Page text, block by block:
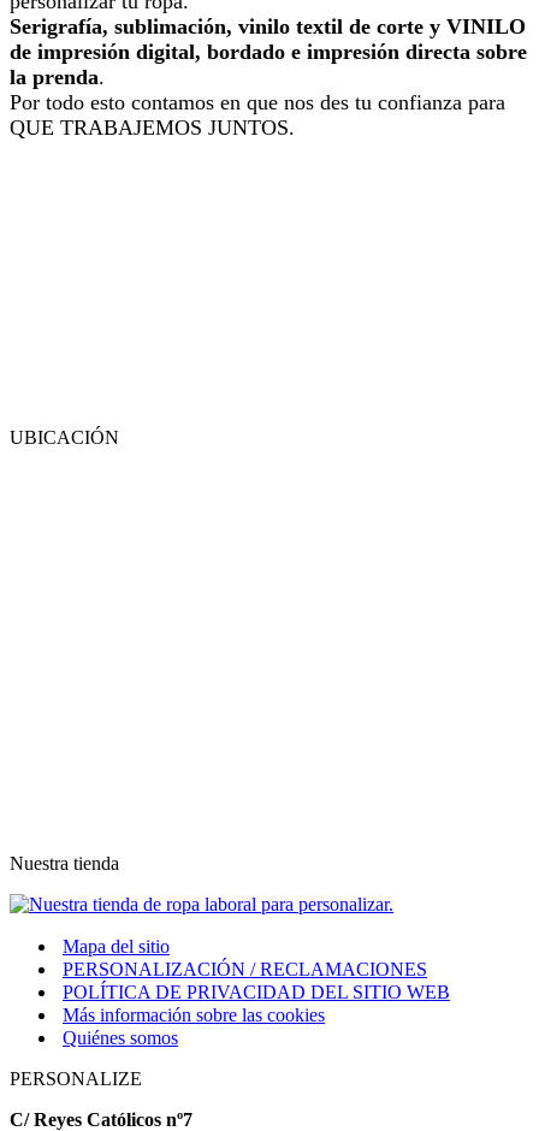
Serigrafía, sublimación, vinilo textil de corte y VINILO
de impresión digital, bordado e impresión directa sobre
la prenda.
Por todo esto contamos en que nos des tu confianza para
QUE TRABAJEMOS JUNTOS.
UBICACIÓN
Nuestra tienda
Mapa del sitio
PERSONALIZACIÓN / RECLAMACIONES
POLÍTICA DE PRIVACIDAD DEL SITIO WEB
Más información sobre las cookies
Quiénes somos
PERSONALIZE
C/ Reyes Católicos nº7